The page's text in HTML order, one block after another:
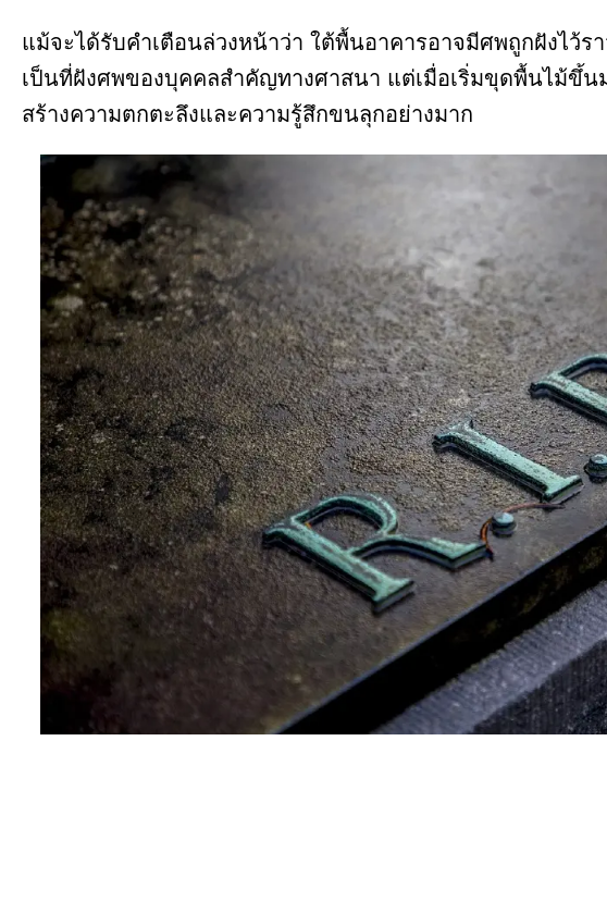
แม้จะได้รับคำเตือนล่วงหน้าว่า ใต้พื้นอาคารอาจมีศพถูกฝังไว้ร
เป็นที่ฝังศพของบุคคลสำคัญทางศาสนา แต่เมื่อเริ่มขุดพื้นไม้ขึ้
สร้างความตกตะลึงและความรู้สึกขนลุกอย่างมาก